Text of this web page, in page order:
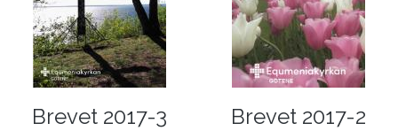
Brevet 2017-3 Brevet 2017-2